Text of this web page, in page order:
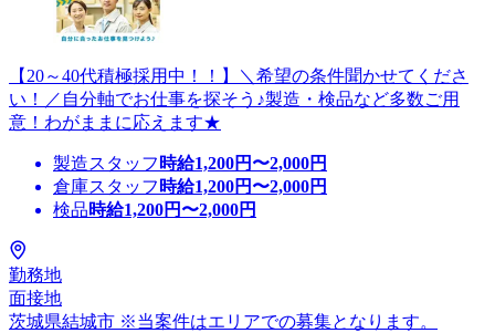
【20～40代積極採用中！！】＼希望の条件聞かせてくださ
い！／自分軸でお仕事を探そう♪製造・検品など多数ご用
意！わがままに応えます★
製造スタッフ 時給1,200円〜2,000円
倉庫スタッフ 時給1,200円〜2,000円
検品時給1,200円〜2,000円
勤務地
面接地
茨城県結城市 ※当案件はエリアでの募集となります。